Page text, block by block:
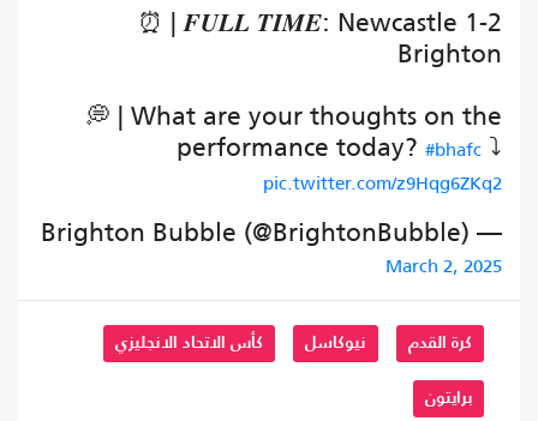
⏰ | 𝑭𝑼𝑳𝑳 𝑻𝑰𝑴𝑬: Newcastle 1-2
Brighton
💭 | What are your thoughts on the
performance today? #bhafc ⤵️
pic.twitter.com/z9Hqg6ZKq2
— Brighton Bubble (@BrightonBubble)
March 2, 2025
كرة القدم نيوكاسل كأس الاتحاد الانجليزي
برايتون